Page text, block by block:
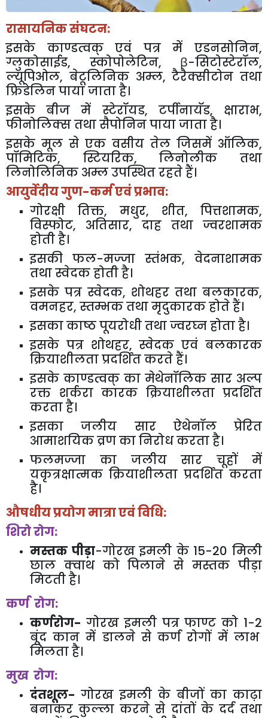
रासायनिक संघटन:
इसके काण्डत्वक् एवं पत्र में एडनसोनिन,
ग्लुकोसाईड, स्कोपोलेटिन, β-सिटोस्टेरॉल,
ल्यूपिओल, बेटूलिनिक अम्ल,टैरैक्सीटोन तथा
फ्रिडेलिन पाया जाता है।
इसके बीज में स्टेरॉयड, टर्पीनायॅड, क्षाराभ,
फीनोलिक्स तथा सैपोनिन पाया जाता है।
इसके मूल से एक वसीय तेल जिसमें ऑलिक,
पॉमिटिक, स्टियरिक,लिनोलीक तथा
लिनोलिनिक अम्ल उपस्थित रहते हैं।
आयुर्वेदीय गुण-कर्म एवं प्रभाव:
गोरक्षी तिक्त, मधुर, शीत, पित्तशामक,
विस्फोट, अतिसार, दाह तथा ज्वरशामक
होती है।
इसकी फल-मज्जा स्तंभक, वेदनाशामक
तथा स्वेदक होती है।
इसके पत्र स्वेदक, शोथहर तथा बलकारक,
वमनहर, स्तम्भक तथा मृदुकारक होते हैं।
इसका काष्ठ पूयरोधी तथा ज्वरघ्न होता है।
इसके पत्र शोथहर,स्वेदक एवं बलकारक
क्रियाशीलता प्रदर्शित करते हैं।
इसके काण्डत्वक् का मेथेनॉलिक सार अल्प
रक्त शर्करा कारक क्रियाशीलता प्रदर्शित
करता है।
इसका जलीय सार ऐथेनॉल प्रेरित
आमाशयिक व्रण का निरोध करता है।
फलमज्जा का जलीय सार चूहों में
यकृत्रक्षात्मक क्रियाशीलता प्रदर्शित करता
है।
औषधीय प्रयोग मात्रा एवं विधि:
शिरो रोग:
मस्तक पीड़ा-गोरख इमली के 15-20 मिली
छाल क्वाथ को पिलाने से मस्तक पीड़ा
मिटती है।
कर्ण रोग:
कर्णरोग- गोरख इमली पत्र फाण्ट को 1-2
बूंद कान में डालने से कर्ण रोगों में लाभ
मिलता है।
मुख रोग:
दंतशूल- गोरख इमली के बीजों का काढ़ा
बनाकर कुल्ला करने से दांतों के दर्द तथा